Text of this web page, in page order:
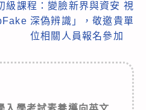
級課程：變臉新界與資安 視
深偽辨識」，敬邀貴單
位相關人員報名參加